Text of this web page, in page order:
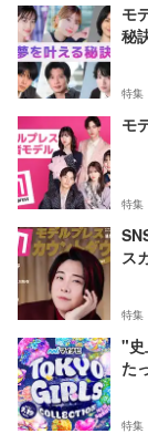
モ
秘
特集
モ
特集
ス
特集
"史
た
特集